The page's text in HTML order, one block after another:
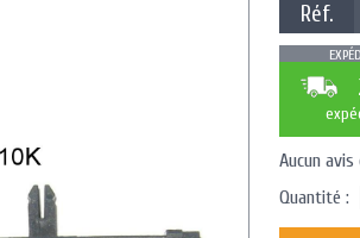
Réf.
Aucun
Quantité :